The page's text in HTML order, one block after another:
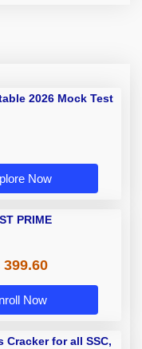
2026 Mock Test
Now
PRIME
399.60
Now
Cracker for all SSC,